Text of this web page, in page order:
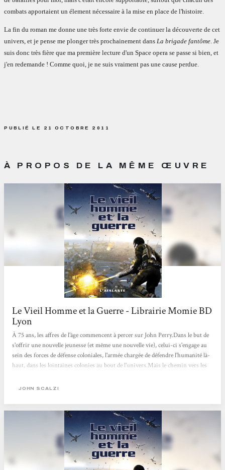
combats apportaient un élement nécessaire à la mise en place de l'histoire.
La fin du roman me donne une très forte envie de continuer la découverte de cet
univers, et je pense me plonger très prochainement dans La brigade fantôme . Je
suis donc très fière que ma première lecture d'un Space opera se passe si bien, et
j'en redemande ! Comme quoi, je ne suis vraiment pas une cause perdue.
PUBLIÉ LE 21 OCTOBRE 2011
À PROPOS DE LA MÊME ŒUVRE
Le Vieil Homme et la Guerre - Librairie Momie BD
Lyon
À 75 ans, les affres de l'âge commencent à percer sur John Perry.Dans le but de
s'offrir une nouvelle jeunesse (et même une nouvelle vie), celui-ci s'engage au
sein des forces de défense coloniales, l'armée chargée de défendre l'humanité là-
haut, dans les lointaines colonies au bout de l'univers.Mais le chemin vers les
quelques remarques acerbes pour survivre à la stupidité de la guerre. Premier
réédition.Suivez le vieux briscard (mais jouvenceau)...
JOHN SCALZI